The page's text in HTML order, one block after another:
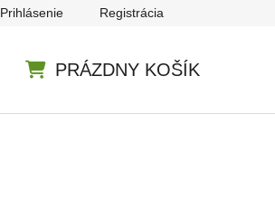
Prihlásenie Registrácia
PRÁZDNY KOŠÍK